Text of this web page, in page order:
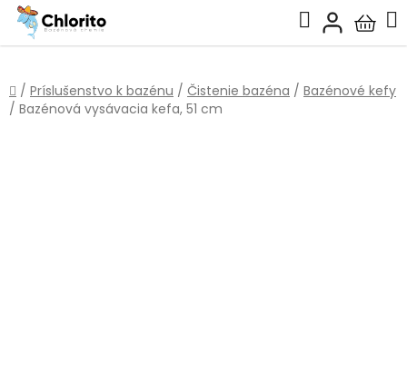
Prejsť
obsah
Hľadať
košík
Domov
/ Príslušenstvo k bazénu / Čistenie bazéna / Bazénové kefy
/ Bazénová vysávacia kefa, 51 cm